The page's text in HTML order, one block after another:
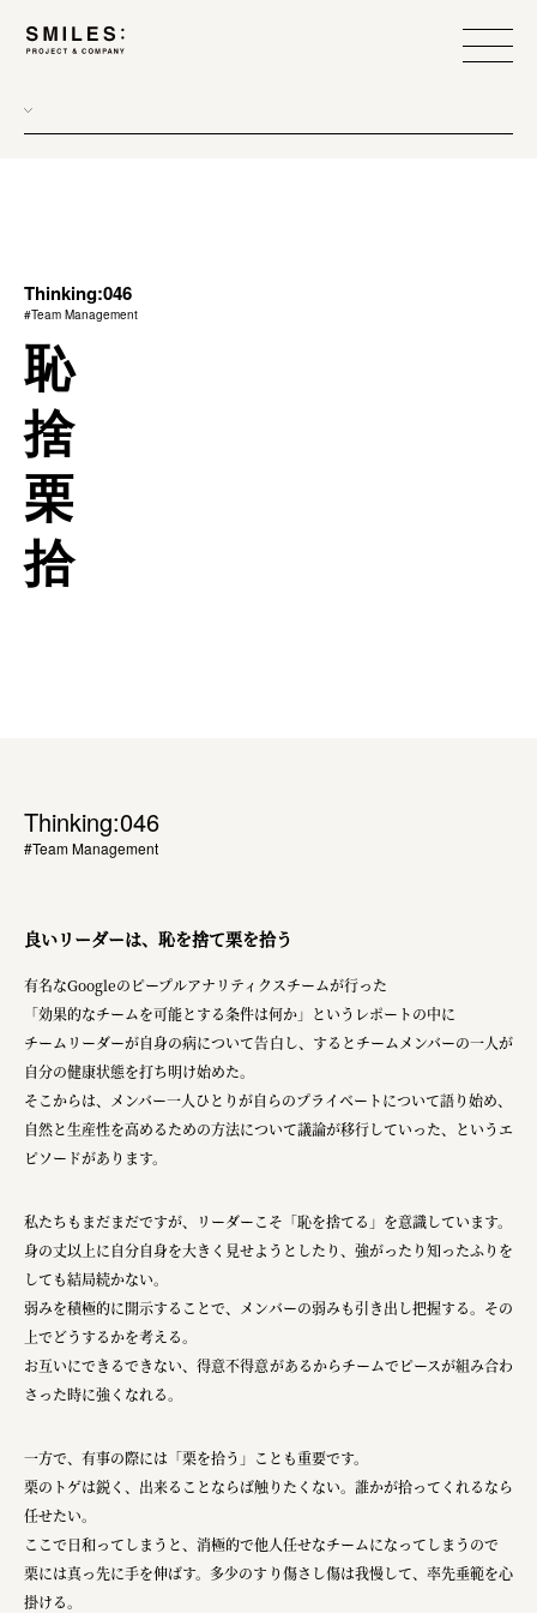
scope
process
team management
method
Thinking:046
#Team Management
恥
捨
栗
拾
Thinking:046
#Team Management
良いリーダーは、恥を捨て栗を拾う
有名なGoogleのピープルアナリティクスチームが行った
「効果的なチームを可能とする条件は何か」というレポートの中に
チームリーダーが自身の病について告白し、するとチームメンバーの一人が
自分の健康状態を打ち明け始めた。
そこからは、メンバー一人ひとりが自らのプライベートについて語り始め、
自然と生産性を高めるための方法について議論が移行していった、というエ
ピソードがあります。
私たちもまだまだですが、リーダーこそ「恥を捨てる」を意識しています。
身の丈以上に自分自身を大きく見せようとしたり、強がったり知ったふりを
しても結局続かない。
弱みを積極的に開示することで、メンバーの弱みも引き出し把握する。その
上でどうするかを考える。
お互いにできるできない、得意不得意があるからチームでピースが組み合わ
さった時に強くなれる。
一方で、有事の際には「栗を拾う」ことも重要です。
栗のトゲは鋭く、出来ることならば触りたくない。誰かが拾ってくれるなら
任せたい。
ここで日和ってしまうと、消極的で他人任せなチームになってしまうので
栗には真っ先に手を伸ばす。多少のすり傷さし傷は我慢して、率先垂範を心
掛ける。